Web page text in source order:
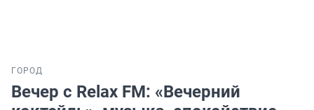
ГОРОД
Вечер с Relax FM: «Вечерний